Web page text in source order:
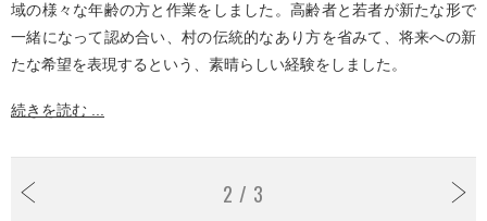
域の様々な年齢の方と作業をしました。高齢者と若者が新たな形で
一緒になって認め合い、村の伝統的なあり方を省みて、将来への新
たな希望を表現するという、素晴らしい経験をしました。
続きを読む ...
2 / 3